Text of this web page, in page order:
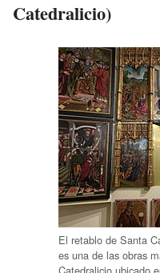
Catedralicio)
El retablo de Santa
es una de las obras